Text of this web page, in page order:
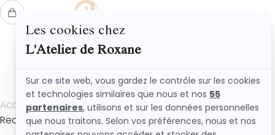
L'ATELIER DE ROXANE
Accueil Recettes
Recette brownie aux cerises facile ultra fondant